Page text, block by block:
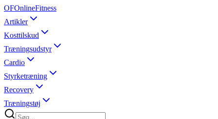
OFOnlineFitness
Artikler
Kosttilskud
Træningsudstyr
Cardio
Styrketræning
Recovery
Træningstøj